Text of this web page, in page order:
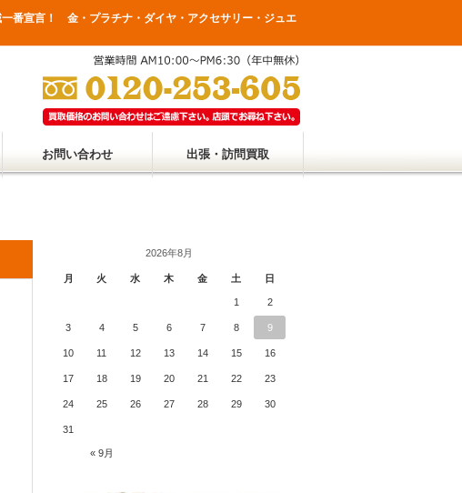
番宣言！ 金・プラチナ・ダイヤ・アクセサリー・ジュエ
お問い合わせ 出張・訪問買取
2026年8月
月 火 水 木 金 土 日
« 9月
1 2
3 4 5 6 7 8 9
10 11 12 13 14 15 16
17 18 19 20 21 22 23
24 25 26 27 28 29 30
31